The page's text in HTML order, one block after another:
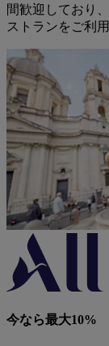
間歓迎しており
ストランをご利
今なら最大10%